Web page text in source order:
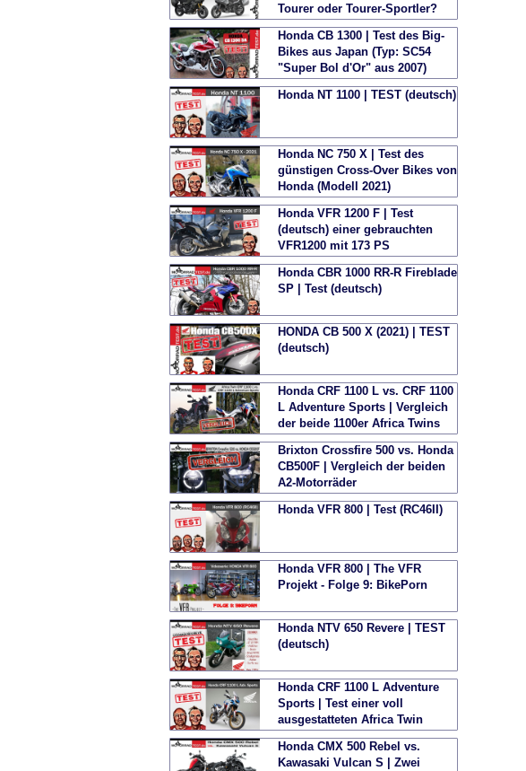
Tourer oder Tourer-Sportler?
Honda CB 1300 | Test des Big-
Bikes aus Japan (Typ: SC54
"Super Bol d'Or" aus 2007)
Honda NT 1100 | TEST (deutsch)
Honda NC 750 X | Test des
günstigen Cross-Over Bikes von
Honda (Modell 2021)
Honda VFR 1200 F | Test
(deutsch) einer gebrauchten
VFR1200 mit 173 PS
Honda CBR 1000 RR-R Fireblade
SP | Test (deutsch)
HONDA CB 500 X (2021) | TEST
(deutsch)
Honda CRF 1100 L vs. CRF 1100
L Adventure Sports | Vergleich
der beide 1100er Africa Twins
von Honda
Brixton Crossfire 500 vs. Honda
CB500F | Vergleich der beiden
A2-Motorräder
Honda VFR 800 | Test (RC46II)
Honda VFR 800 | The VFR
Projekt - Folge 9: BikePorn
Honda NTV 650 Revere | TEST
(deutsch)
Honda CRF 1100 L Adventure
Sports | Test einer voll
ausgestatteten Africa Twin
Adventure Sports
Honda CMX 500 Rebel vs.
Kawasaki Vulcan S | Zwei